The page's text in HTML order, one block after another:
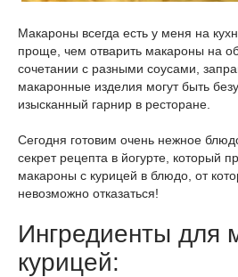
Макароны всегда есть у меня на
проще, чем отварить макароны на
сочетании с разными соусами,
макаронные изделия могут быть
изысканный гарнир в ресторане.
Сегодня готовим очень нежное
секрет рецепта в йогурте, который
макароны с курицей в блюдо, от
невозможно отказаться!
Ингредиенты для
курицей: